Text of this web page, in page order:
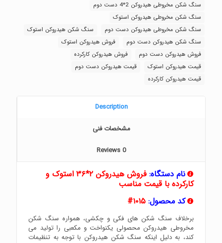
سنگ شکن مخروطی هیدروکن 2*4 دست دوم
سنگ شکن مخروطی هیدروکن استوک
سنگ شکن مخروطی هیدروکن دست دوم
سنگ شکن هیدروکن استوک
سنگ شکن هیدروکن دست دوم
فروش هیدروکن استوک
فروش هیدروکن دست دوم
فروش هیدروکن کارکرده
قیمت هیدروکن استوک
قیمت هیدروکن دست دوم
قیمت هیدروکن کارکرده
Description
مشخصات فنی
Reviews0
نام دستگاه:
فروش هیدروکن ۲*۳۶ استوک و
کارکرده با قیمت مناسب
کد محصول: ۱۰۱۵#
برخلاف سنگ شکن های فکی و چکشی، همواره سنگ شکن
مخروطی هیدروکن محصولی یکنواخت و مکعبی را تولید می
کند، به دلیل اینکه سنگ شکن هیدروکن با توجه به تنظیمات